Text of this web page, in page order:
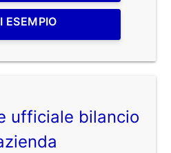
ESEMPIO
ufficiale bilancio